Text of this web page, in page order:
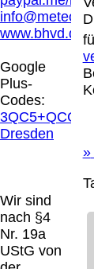
www.bhvd.de
Google
Plus-
Codes:
3QC5+QCG
Dresden
Wir sind
nach §4
Nr. 19a
UStG von
»
gelinkten
Dieses kann
dass man
Inhalten
uns
gelinkten
machen uns
Diese
Homepage
Die
Plattform
bereit. Die
http://
Mailadresse
Seitenanfang
Datenschutz